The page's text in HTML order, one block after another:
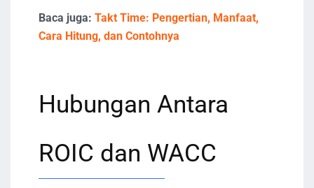
Baca juga: Takt Time: Pengertian, Manfaat,
Cara Hitung, dan Contohnya
Hubungan Antara
ROIC dan WACC